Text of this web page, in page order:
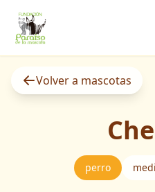
Volver a mascotas
perro